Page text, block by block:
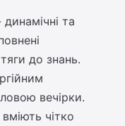
та
до знань.
вечірки.
чітко